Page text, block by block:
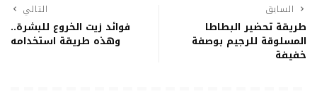
السابق
طريقة تحضير البطاطا
المسلوقة للرجيم بوصفة
خفيفة
التالي
فوائد زيت الخروع للبشرة..
وهذه طريقة استخدامه